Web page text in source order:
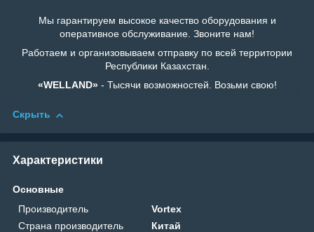
Мы гарантируем высокое качество оборудования и
оперативное обслуживание. Звоните нам!
Работаем и организовываем отправку по всей территории
Республики Казахстан.
«WELLAND»- Тысячи возможностей. Возьми свою!
Скрыть
Характеристики
Основные
Производитель
Vortex
Страна производитель
Китай